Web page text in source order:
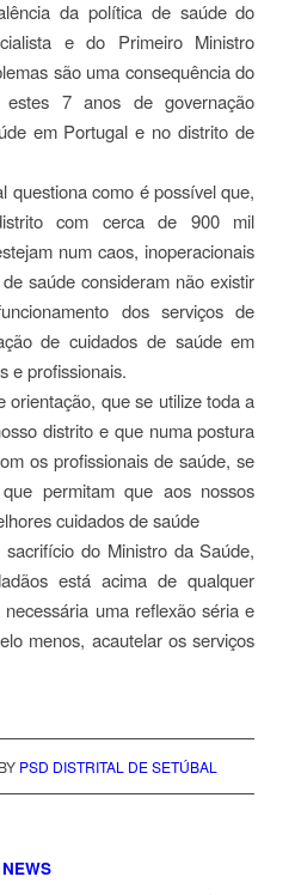
da política de saúde do
e do Primeiro Ministro
são uma consequência do
7 anos de governação
em Portugal e no distrito de
questiona como é possível que,
com cerca de 900 mil
num caos, inoperacionais
saúde consideram não existir
dos serviços de
de cuidados de saúde em
e profissionais.
orientação, que se utilize toda a
distrito e que numa postura
os profissionais de saúde, se
permitam que aos nossos
cuidados de saúde
do Ministro da Saúde,
está acima de qualquer
uma reflexão séria e
menos, acautelar os serviços
BY PSD DISTRITAL DE SETÚBAL
NEWS